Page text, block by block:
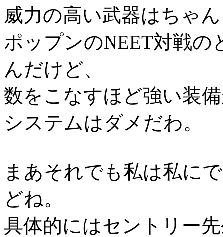
威力の高い武器はちゃ
ポップンのNEET対戦
んだけど、
数をこなすほど強い装
システムはダメだわ。
まあそれでも私は私に
どね。
具体的にはセントリー